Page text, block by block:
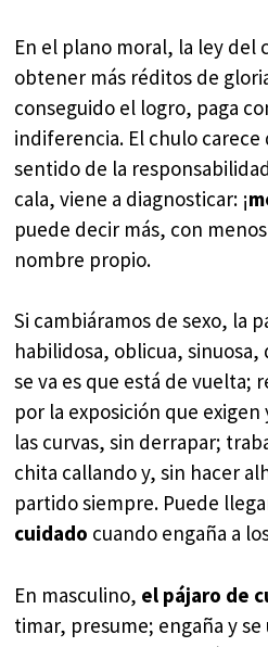
En el plano moral, la ley del
obtener más réditos de
conseguido el logro, paga
indiferencia. El chulo carece
sentido de la
cala, viene a diagnosticar: ¡
puede decir más, con
nombre propio.
Si cambiáramos de sexo, la
habilidosa, oblicua,
se va es que está de vuelta;
por la exposición que
las curvas, sin derrapar;
chita callando y, sin hacer
partido siempre. Puede
cuidado cuando engaña a
En masculino, el pájaro de
timar, presume; engaña y